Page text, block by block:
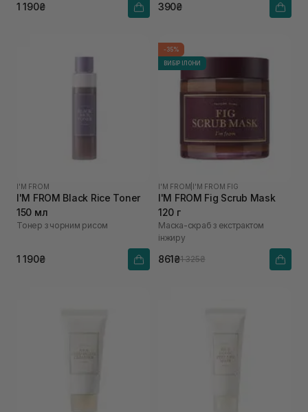
1 190₴ 390₴
I'M FROM
I'M FROM Black Rice Toner
150 мл
Тонер з чорним рисом
1 190₴
-35%
ВИБІР ІЛОНИ
I'M FROM I'M FROM FIG
I'M FROM Fig Scrub Mask
120 г
Маска-скраб з екстрактом
інжиру
861₴1 325₴